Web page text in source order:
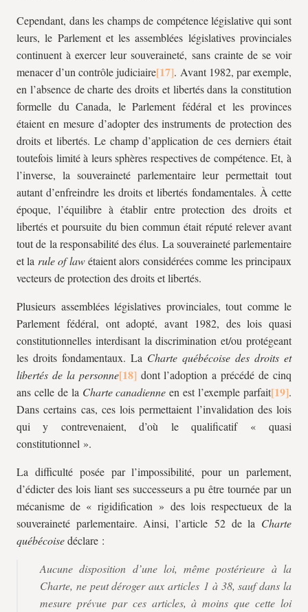
Cependant, dans les champs de compétence législative qui sont
leurs, le Parlement et les assemblées législatives provinciales
continuent à exercer leur souveraineté, sans crainte de se voir
menacer d’un contrôle judiciaire
. Avant 1982, par exemple,
en l’absence de charte des droits et libertés dans la constitution
formelle du Canada, le Parlement fédéral et les provinces
étaient en mesure d’adopter des instruments de protection des
droits et libertés. Le champ d’application de ces derniers était
toutefois limité à leurs sphères respectives de compétence. Et, à
l’inverse, la souveraineté parlementaire leur permettait tout
autant d’enfreindre les droits et libertés fondamentales. À cette
époque, l’équilibre à établir entre protection des droits et
libertés et poursuite du bien commun était réputé relever avant
tout de la responsabilité des élus. La souveraineté parlementaire
et la rule of lawétaient alors considérées comme les principaux
vecteurs de protection des droits et libertés.
Plusieurs assemblées législatives provinciales, tout comme le
Parlement fédéral, ont adopté, avant 1982, des lois quasi
constitutionnelles interdisant la discrimination et/ou protégeant
les droits fondamentaux. La Charte québécoise des droits et
libertés de la personne
dont l’adoption a précédé de cinq
ans celle de la Charte canadienne en est l’exemple parfait
.
Dans certains cas, ces lois permettaient l’invalidation des lois
qui y contrevenaient, d’où le qualificatif « quasi
constitutionnel ».
La difficulté posée par l’impossibilité, pour un parlement,
d’édicter des lois liant ses successeurs a pu être tournée par un
mécanisme de « rigidification » des lois respectueux de la
souveraineté parlementaire. Ainsi, l’article 52 de la Charte
québécoisedéclare :
Aucune disposition d’une loi, même postérieure à la
Charte, ne peut déroger aux articles 1 à 38, sauf dans la
mesure prévue par ces articles, à moins que cette loi